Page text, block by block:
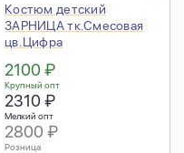
Костюм детский
ЗАРНИЦА тк.Смесовая
цв.Цифра
2100 ₽
Крупный опт
2310 ₽
Мелкий опт
2800 ₽
Розница